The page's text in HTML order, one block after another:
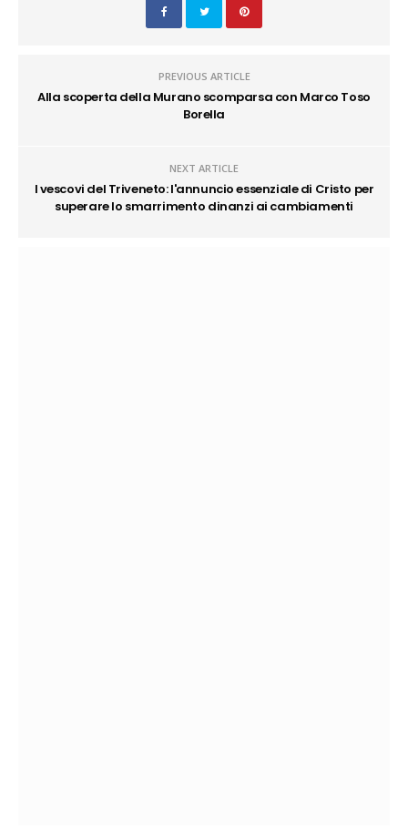
PREVIOUS ARTICLE
Alla scoperta della Murano scomparsa con Marco Toso
Borella
NEXT ARTICLE
I vescovi del Triveneto: l'annuncio essenziale di Cristo per
superare lo smarrimento dinanzi ai cambiamenti